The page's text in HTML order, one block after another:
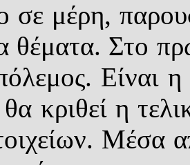
σε μέρη,
θέματα. Στο
Είναι
κριθεί η
Μέσα